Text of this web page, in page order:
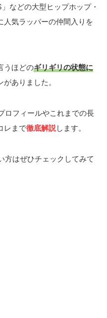
などの大型ヒップホップ・
人気ラッパーの仲間入りを
うほどのギリギリの状態に
ありました。
ロフィールやこれまでの長
レまで徹底解説します。
方はぜひチェックしてみて